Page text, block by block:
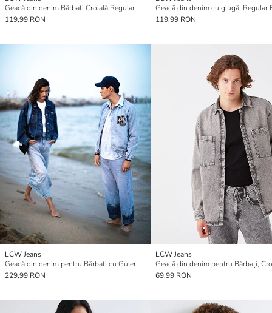
Geacă din denim Bărbați Croială Regular
119,99 RON
119,99 RON
LCW Jeans
Geacă din denim pentru Bărbați cu Guler de cămașă și Croială Standard
229,99 RON
LCW Jeans
69,99 RON